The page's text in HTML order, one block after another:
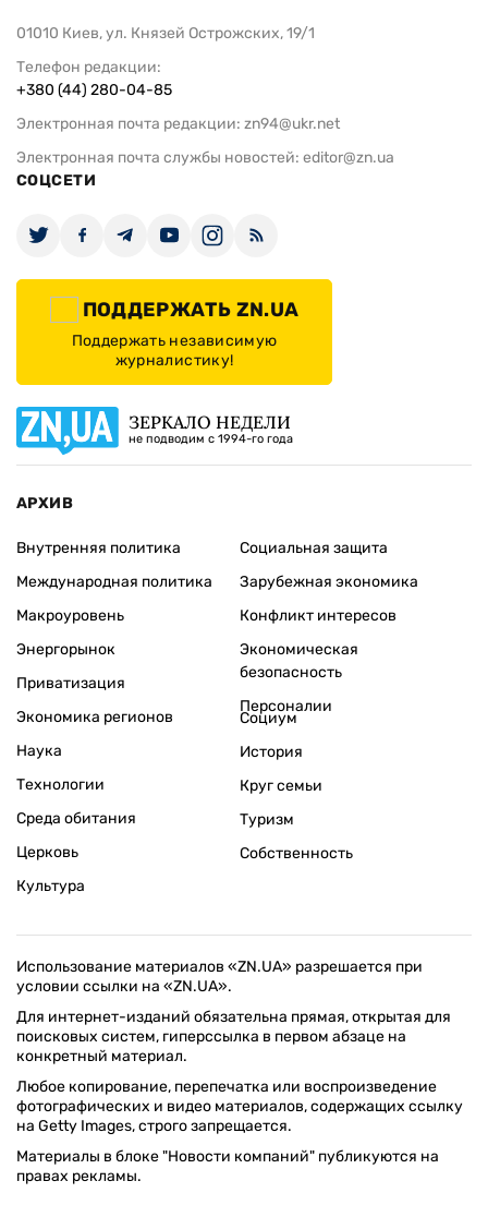
01010 Киев, ул. Князей Острожских, 19/1
Телефон редакции:
+380 (44) 280-04-85
Электронная почта редакции: zn94@ukr.net
Электронная почта службы новостей: editor@zn.ua
СОЦСЕТИ
ПОДДЕРЖАТЬ ZN.UA
Поддержать независимую
журналистику!
ЗЕРКАЛО НЕДЕЛИ
не подводим с 1994-го года
АРХИВ
Внутренняя политика
Международная политика
Макроуровень
Энергорынок
Приватизация
Экономика регионов
Социальная защита
Зарубежная экономика
Конфликт интересов
Экономическая
безопасность
Персоналии
Наука
Технологии
Среда обитания
Церковь
Культура
Социум
История
Круг семьи
Туризм
Собственность
Использование материалов «ZN.UA» разрешается при
условии ссылки на «ZN.UA».
Для интернет-изданий обязательна прямая, открытая для
поисковых систем, гиперссылка в первом абзаце на
конкретный материал.
Любое копирование, перепечатка или воспроизведение
фотографических и видео материалов, содержащих ссылку
на Getty Images, строго запрещается.
Материалы в блоке "Новости компаний" публикуются на
правах рекламы.